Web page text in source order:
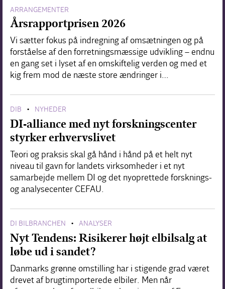
ARRANGEMENTER
Årsrapportprisen 2026
Vi sætter fokus på indregning af omsætningen og på
forståelse af den forretningsmæssige udvikling – endnu
en gang set i lyset af en omskiftelig verden og med et
kig frem mod de næste store ændringer i…
DIB • NYHEDER
DI-alliance med nyt forskningscenter
styrker erhvervslivet
Teori og praksis skal gå hånd i hånd på et helt nyt
niveau til gavn for landets virksomheder i et nyt
samarbejde mellem DI og det nyoprettede forsknings-
og analysecenter CEFAU.
DI BILBRANCHEN • ANALYSER
Nyt Tendens: Risikerer højt elbilsalg at
løbe ud i sandet?
Danmarks grønne omstilling har i stigende grad været
drevet af brugtimporterede elbiler. Men når